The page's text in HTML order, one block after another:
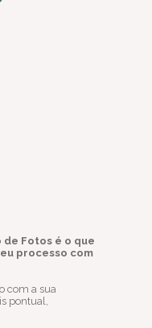
de Fotos é o que
processo com
com a sua
pontual,